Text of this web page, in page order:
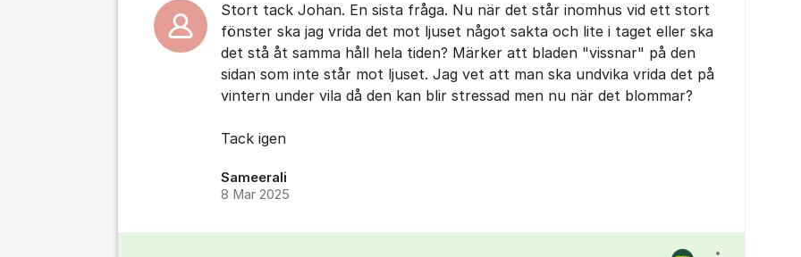
Stort tack Johan. En sista fråga. Nu när det står inomhus vid ett stort
fönster ska jag vrida det mot ljuset något sakta och lite i taget eller ska
det stå åt samma håll hela tiden? Märker att bladen "vissnar" på den
sidan som inte står mot ljuset. Jag vet att man ska undvika vrida det på
vintern under vila då den kan blir stressad men nu när det blommar?
Tack igen
Sameerali
8 Mar 2025